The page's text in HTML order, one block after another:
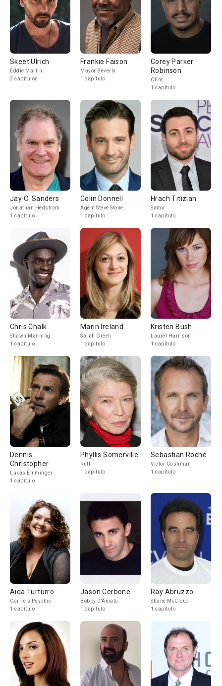
Skeet Ulrich
Eddie Martin
2 capítulos
Frankie Faison
Mayor Beverly
1 capítulo
Corey Parker
Robinson
Clint
1 capítulo
Jay O. Sanders
Jonathan Hedstrom
1 capítulo
Colin Donnell
Agent Steve Stone
1 capítulo
Hrach Titizian
Samir
1 capítulo
Chris Chalk
Shawn Manning
1 capítulo
Marin Ireland
Sarah Green
1 capítulo
Kristen Bush
Laurel Harrison
1 capítulo
Dennis
Christopher
Lukas Emminger
1 capítulo
Phyllis Somerville
Ruth
1 capítulo
Sebastian Roché
Victor Cushman
1 capítulo
Aida Turturro
Carrie's Psychic
1 capítulo
Jason Cerbone
Bobby D'Amato
1 capítulo
Ray Abruzzo
Shane McCloud
1 capítulo